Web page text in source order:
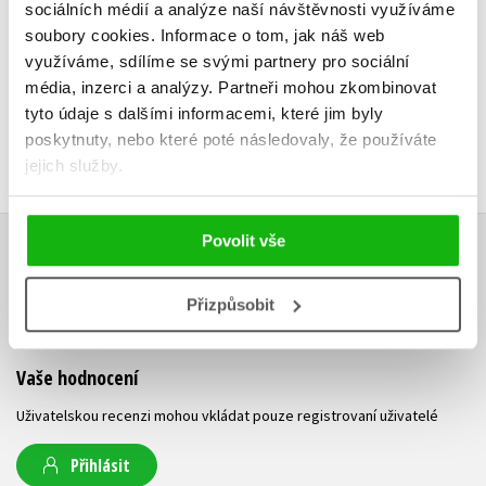
sociálních médií a analýze naší návštěvnosti využíváme
soubory cookies. Informace o tom, jak náš web
využíváme, sdílíme se svými partnery pro sociální
média, inzerci a analýzy. Partneři mohou zkombinovat
tyto údaje s dalšími informacemi, které jim byly
poskytnuty, nebo které poté následovaly, že používáte
jejich služby.
Povolit vše
Přizpůsobit
229 Kč
183 Kč
HODNOCENÍ ČTENÁŘŮ
V současné době nejsou vytvořena žádná uživatelská hodnocení.
Vaše hodnocení
Uživatelskou recenzi mohou vkládat pouze registrovaní uživatelé
Přihlásit